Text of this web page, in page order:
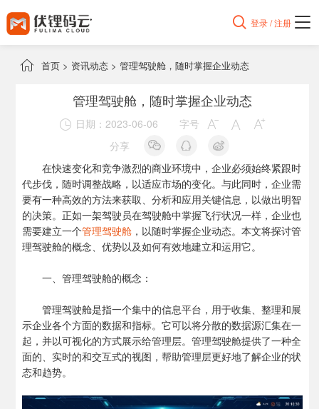
 登录 / 注册
 首页 > 资讯动态 > 管理驾驶舱，随时掌握企业动态
管理驾驶舱，随时掌握企业动态
 日期：2023-06-06 字号   
分享
在快速变化和竞争激烈的商业环境中，企业必须始终紧跟时
代步伐，随时调整战略，以适应市场的变化。与此同时，企业需
要有一种高效的方法来获取、分析和应用关键信息，以做出明智
的决策。正如一架驾驶员在驾驶舱中掌握飞行状况一样，企业也
需要建立一个管理驾驶舱，以随时掌握企业动态。本文将探讨管
理驾驶舱的概念、优势以及如何有效地建立和运用它。
一、管理驾驶舱的概念：
管理驾驶舱是指一个集中的信息平台，用于收集、整理和展
示企业各个方面的数据和指标。它可以将分散的数据源汇集在一
起，并以可视化的方式展示给管理层。管理驾驶舱提供了一种全
面的、实时的和交互式的视图，帮助管理层更好地了解企业的状
态和趋势。